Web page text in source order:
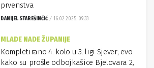
prvenstva
DANIJEL STAREŠINČIĆ 16.02.2025. 09:33
MLADE NADE ŽUPANIJE
Kompletirano 4. kolo u 3. ligi Sjever; evo
kako su prošle odbojkašice Bjelovara 2,